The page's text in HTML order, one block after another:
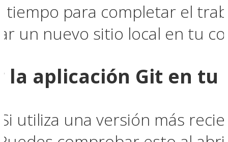
para completar el
un nuevo sitio local en tu
la aplicación Git en
utiliza una versión más